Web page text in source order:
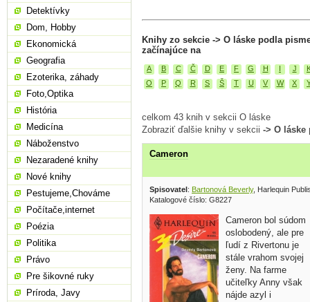
Knihy zo sekcie -> O láske podla
začínajúce na
A B C Č D E F G H I J
O
P Q R S Š T U V W X
celkom 43 knih v sekcii O láske
Zobraziť ďalšie knihy v sekcii -> O láske
Cameron
Spisovatel: Bartonová Beverly, Harlequin
Katalogové číslo: G8227
Cameron bol súdom
oslobodený, ale pre
ľudí z Rivertonu je
stále vrahom svojej
ženy. Na farme
učiteľky Anny však
nájde azyl i
Detektívky
Dom, Hobby
Ekonomická
Geografia
Ezoterika, záhady
Foto,Optika
História
Medicína
Náboženstvo
Nezaradené knihy
Nové knihy
Pestujeme,Chováme
Počítače,internet
Poézia
Politika
Právo
Pre šikovné ruky
Príroda, Javy